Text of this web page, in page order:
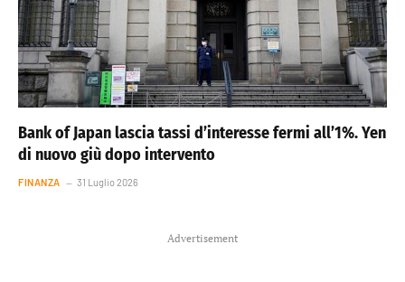
Bank of Japan lascia tassi d’interesse fermi all’1%. Yen
di nuovo giù dopo intervento
FINANZA 31 Luglio 2026
Advertisement